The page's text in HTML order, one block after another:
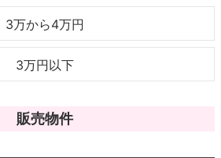
3万から4万円
3万円以下
販売物件